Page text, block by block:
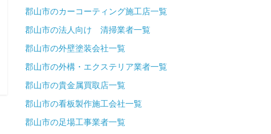
郡山市のカーコーティング施工店一覧
郡山市の法人向け 清掃業者一覧
郡山市の外壁塗装会社一覧
郡山市の外構・エクステリア業者一覧
郡山市の貴金属買取店一覧
郡山市の看板製作施工会社一覧
郡山市の足場工事業者一覧